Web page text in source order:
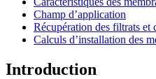
Champ d’application
Récupération des filtrats et
Calculs d’installation des
Introduction